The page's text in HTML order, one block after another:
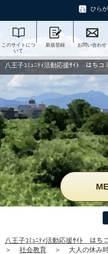
ひら
このサイトにつ
いて
新規登録 お問い合わせ
八王子ｺﾐｭﾆﾃｨ活動応援ｻｲﾄ はちコ
八王子ｺﾐｭﾆﾃｨ活動応援ｻｲﾄ はち
＞
社会教育 ＞ 大人の休み